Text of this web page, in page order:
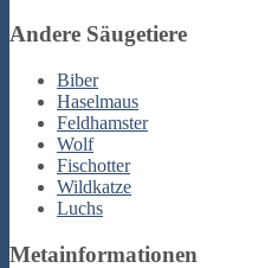
Andere Säugetiere
Biber
Haselmaus
Feldhamster
Wolf
Fischotter
Wildkatze
Luchs
Metainformationen